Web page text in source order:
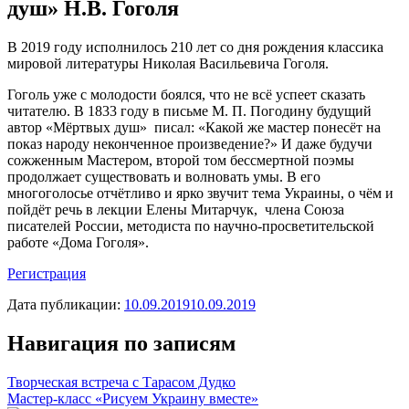
душ» Н.В. Гоголя
В 2019 году исполнилось 210 лет со дня рождения классика
мировой литературы Николая Васильевича Гоголя.
Гоголь уже с молодости боялся, что не всё успеет сказать
читателю. В 1833 году в письме М. П. Погодину будущий
автор «Мёртвых душ» писал: «Какой же мастер понесёт на
показ народу неконченное произведение?» И даже будучи
сожженным Мастером, второй том бессмертной поэмы
продолжает существовать и волновать умы. В его
многоголосье отчётливо и ярко звучит тема Украины, о чём и
пойдёт речь в лекции Елены Митарчук, члена Союза
писателей России, методиста по научно-просветительской
работе «Дома Гоголя».
Регистрация
Дата публикации: 10.09.201910.09.2019
Навигация по записям
Творческая встреча с Тарасом Дудко
Мастер-класс «Рисуем Украину вместе»